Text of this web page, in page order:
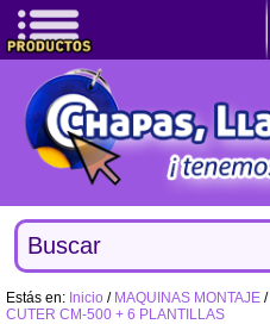
Estás en: Inicio / MAQUINAS MONTAJE /
CUTER CM-500 + 6 PLANTILLAS